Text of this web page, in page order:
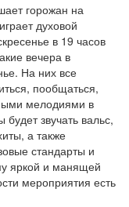
горожан на
духовой
в 19 часов
вечера в
На них все
пообщаться,
мелодиями в
звучать вальс,
а также
стандарты и
яркой и манящей
мероприятия есть